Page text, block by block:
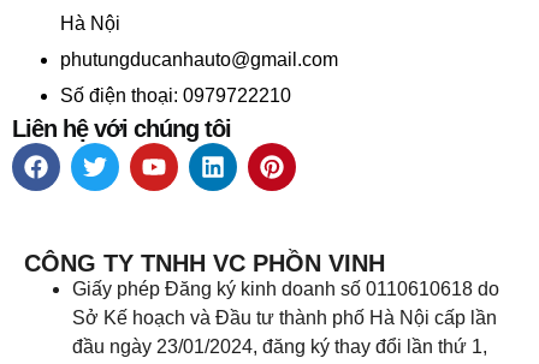
Hà Nội
phutungducanhauto@gmail.com
Số điện thoại: 0979722210
Liên hệ với chúng tôi
CÔNG TY TNHH VC PHỒN VINH
Giấy phép Đăng ký kinh doanh số 0110610618 do
Sở Kế hoạch và Đầu tư thành phố Hà Nội cấp lần
đầu ngày 23/01/2024, đăng ký thay đổi lần thứ 1,